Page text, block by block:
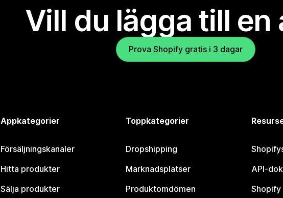
Vill du lägga till en
Prova Shopify gratis i 3 dagar
Appkategorier
Försäljningskanaler
Hitta produkter
Sälja produkter
Toppkategorier
Dropshipping
Marknadsplatser
Produktomdömen
API-
Shopify